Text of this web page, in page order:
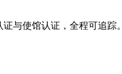
与使馆认证，全程可追踪。